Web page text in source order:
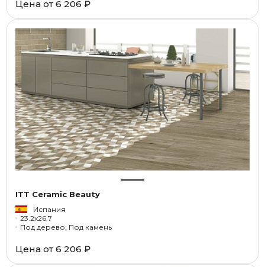
Цена от 6 206 ₽
ITT Ceramic Beauty
Испания
23.2x26.7
Под дерево, Под камень
Цена от 6 206 ₽